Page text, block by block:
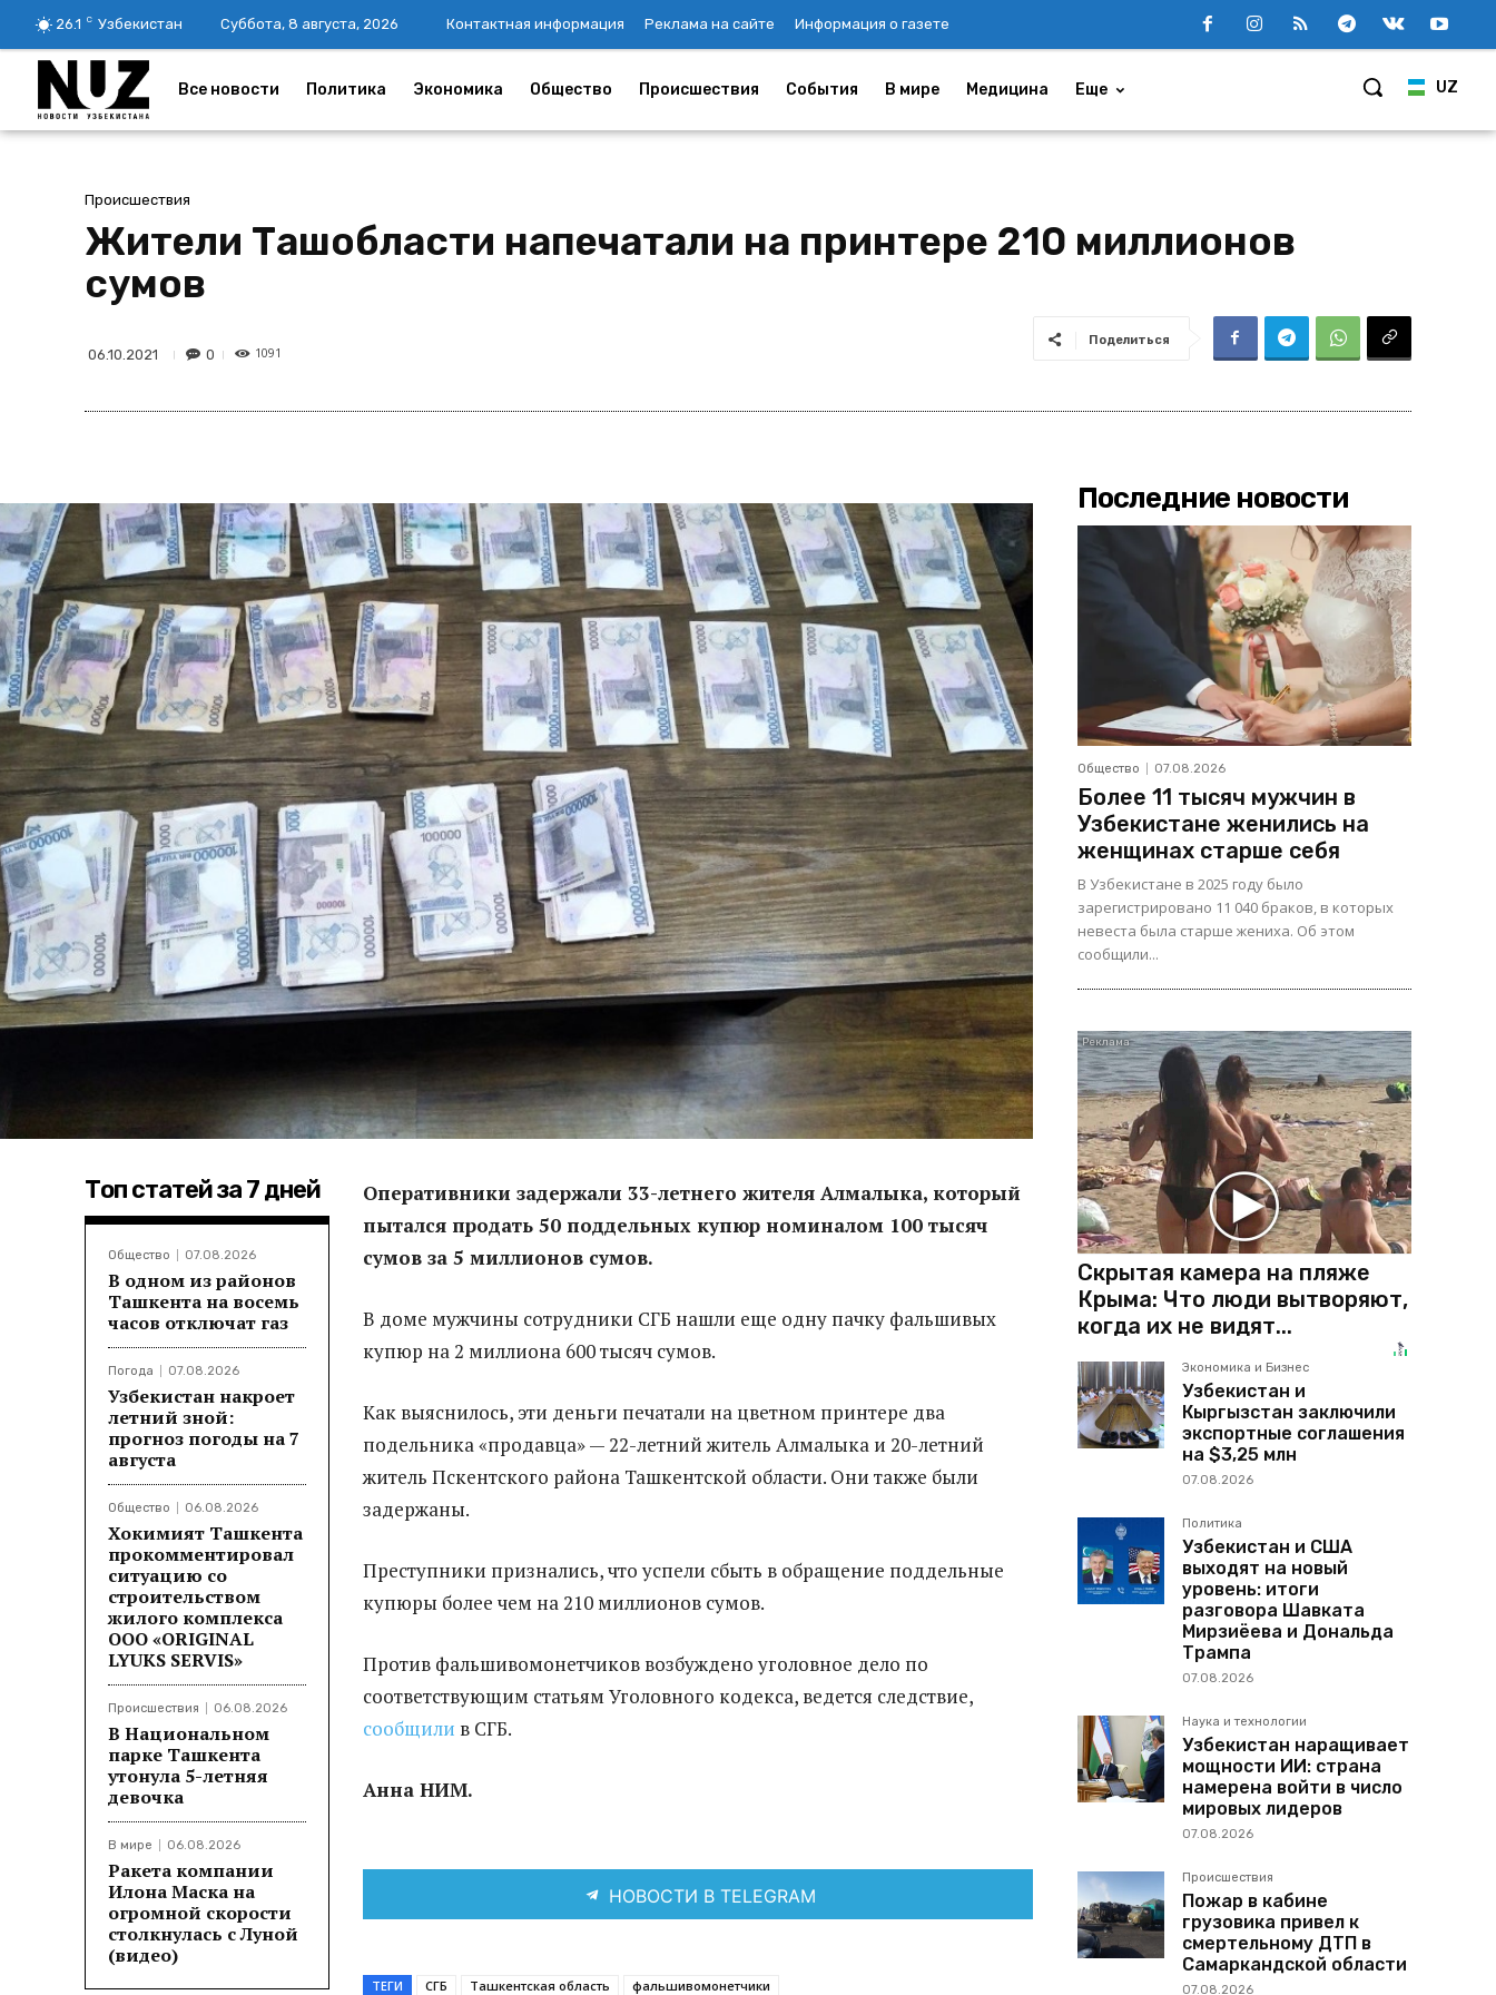
26.1 C Узбекистан Суббота, 8 августа, 2026 Контактная информация Реклама на сайте Информация о газете
UZ
Все новости Политика Экономика Общество Происшествия События В мире Медицина Еще
Происшествия
Жители Ташобласти напечатали на принтере 210 миллионов
сумов
06.10.2021 0 1091
Поделиться
Топ статей за 7 дней
Общество 07.08.2026
В одном из районов
Ташкента на восемь
часов отключат газ
Погода 07.08.2026
Узбекистан накроет
летний зной:
прогноз погоды на 7
августа
Общество 06.08.2026
Хокимият Ташкента
прокомментировал
ситуацию со
строительством
жилого комплекса
ООО «ORIGINAL
LYUKS SERVIS»
Происшествия 06.08.2026
В Национальном
парке Ташкента
утонула 5-летняя
девочка
В мире 06.08.2026
Ракета компании
Илона Маска на
огромной скорости
столкнулась с Луной
(видео)
Оперативники задержали 33-летнего жителя Алмалыка, который
пытался продать 50 поддельных купюр номиналом 100 тысяч
сумов за 5 миллионов сумов.
В доме мужчины сотрудники СГБ нашли еще одну пачку фальшивых
купюр на 2 миллиона 600 тысяч сумов.
Как выяснилось, эти деньги печатали на цветном принтере два
подельника «продавца» — 22-летний житель Алмалыка и 20-летний
житель Пскентского района Ташкентской области. Они также были
задержаны.
Преступники признались, что успели сбыть в обращение поддельные
купюры более чем на 210 миллионов сумов.
Против фальшивомонетчиков возбуждено уголовное дело по
соответствующим статьям Уголовного кодекса, ведется следствие,
сообщили в СГБ.
Анна НИМ.
НОВОСТИ В TELEGRAM
ТЕГИ СГБ Ташкентская область фальшивомонетчики
Последние новости
Общество 07.08.2026
Более 11 тысяч мужчин в
Узбекистане женились на
женщинах старше себя
В Узбекистане в 2025 году было
зарегистрировано 11 040 браков, в которых
невеста была старше жениха. Об этом
сообщили...
Скрытая камера на пляже
Крыма: Что люди вытворяют,
когда их не видят...
Экономика и Бизнес
Узбекистан и
Кыргызстан заключили
экспортные соглашения
на $3,25 млн
07.08.2026
Политика
Узбекистан и США
выходят на новый
уровень: итоги
разговора Шавката
Мирзиёева и Дональда
Трампа
07.08.2026
Наука и технологии
Узбекистан наращивает
мощности ИИ: страна
намерена войти в число
мировых лидеров
07.08.2026
Происшествия
Пожар в кабине
грузовика привел к
смертельному ДТП в
Самаркандской области
07.08.2026